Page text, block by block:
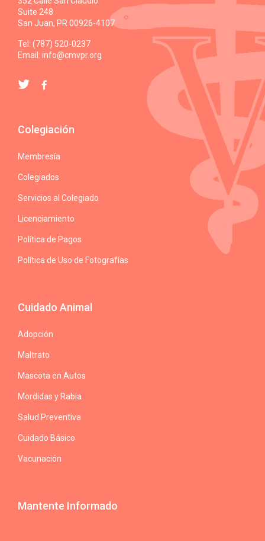
Suite 248
San Juan, PR 00926-4107
Tel: (787) 520-0237
Email: info@cmvpr.org
Colegiación
Membresía
Colegiados
Servicios al Colegiado
Licenciamiento
Política de Pagos
Política de Uso de Fotografías
Cuidado Animal
Adopción
Maltrato
Mascota en Autos
Mordidas y Rabia
Salud Preventiva
Cuidado Básico
Vacunación
Mantente Informado